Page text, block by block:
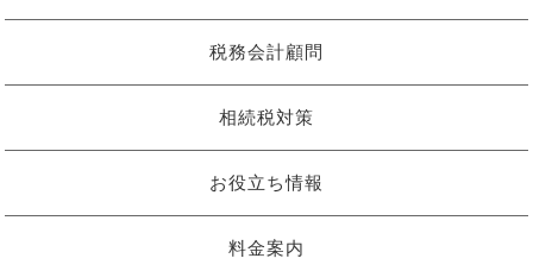
税務会計顧問
相続税対策
お役立ち情報
料金案内